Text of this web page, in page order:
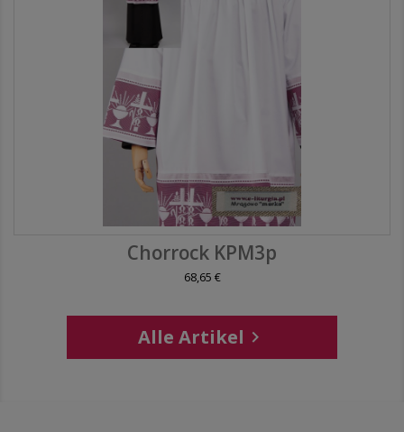
Chorrock KPM3p
68,65 €
Alle Artikel 